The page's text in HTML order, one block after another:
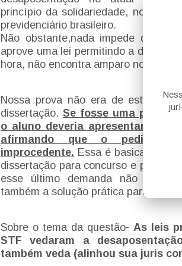
princípio da solidariedade,
previdenciário brasileiro.
Não obstante,nada impede que o
aprove uma lei permitindo a
hora, não encontra amparo no
Nossa prova não era de estudo
dissertação. Se fosse uma prova
o aluno deveria apresentar a
afirmando que o pedido
improcedente. Essa é basicamente
dissertação para concurso e para o
esse último demanda não só a
também a solução prática para o
Sobre o tema da questão- As leis
STF vedaram a
também veda (alinhou sua juris